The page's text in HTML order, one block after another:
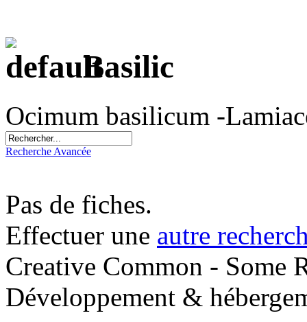
Basilic
Ocimum basilicum -
Recherche Avancée
Pas de fiches.
Effectuer une autre
Creative Common - Some
Développement &